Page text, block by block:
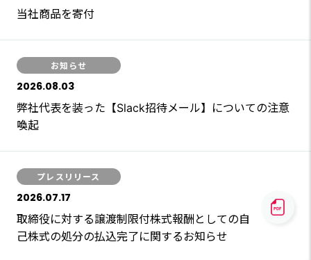
当社商品を寄付
お知らせ
2026.08.03
弊社代表を装った【Slack招待メール】についての注意
喚起
プレスリリース
2026.07.17
取締役に対する譲渡制限付株式報酬としての自
己株式の処分の払込完了に関するお知らせ